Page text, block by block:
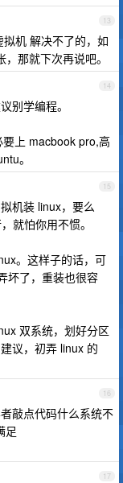
13
机 解决不了的，如
那就下次再说吧。
14
别学编程。
上 macbook pro,高
。
15
机装 linux，要么
就怕你用不惯。
。这样子的话，可
坏了，重装也很容
双系统，划好分区
议，初弄 linux 的
16
敲点代码什么系统不
足
17